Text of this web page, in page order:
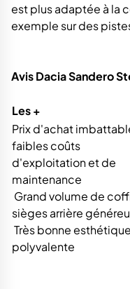
est plus adaptée à la
exemple sur des
Avis Dacia Sandero
Les +
Prix d'achat
faibles coûts
d'exploitation et de
maintenance
Grand volume de
sièges arrière
Très bonne esthétique
polyvalente